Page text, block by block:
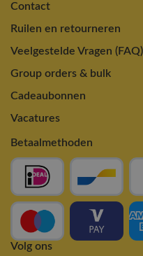
Contact
Ruilen en retourneren
Veelgestelde Vragen (FAQ)
Group orders & bulk
Cadeaubonnen
Vacatures
Betaalmethoden
Volg ons